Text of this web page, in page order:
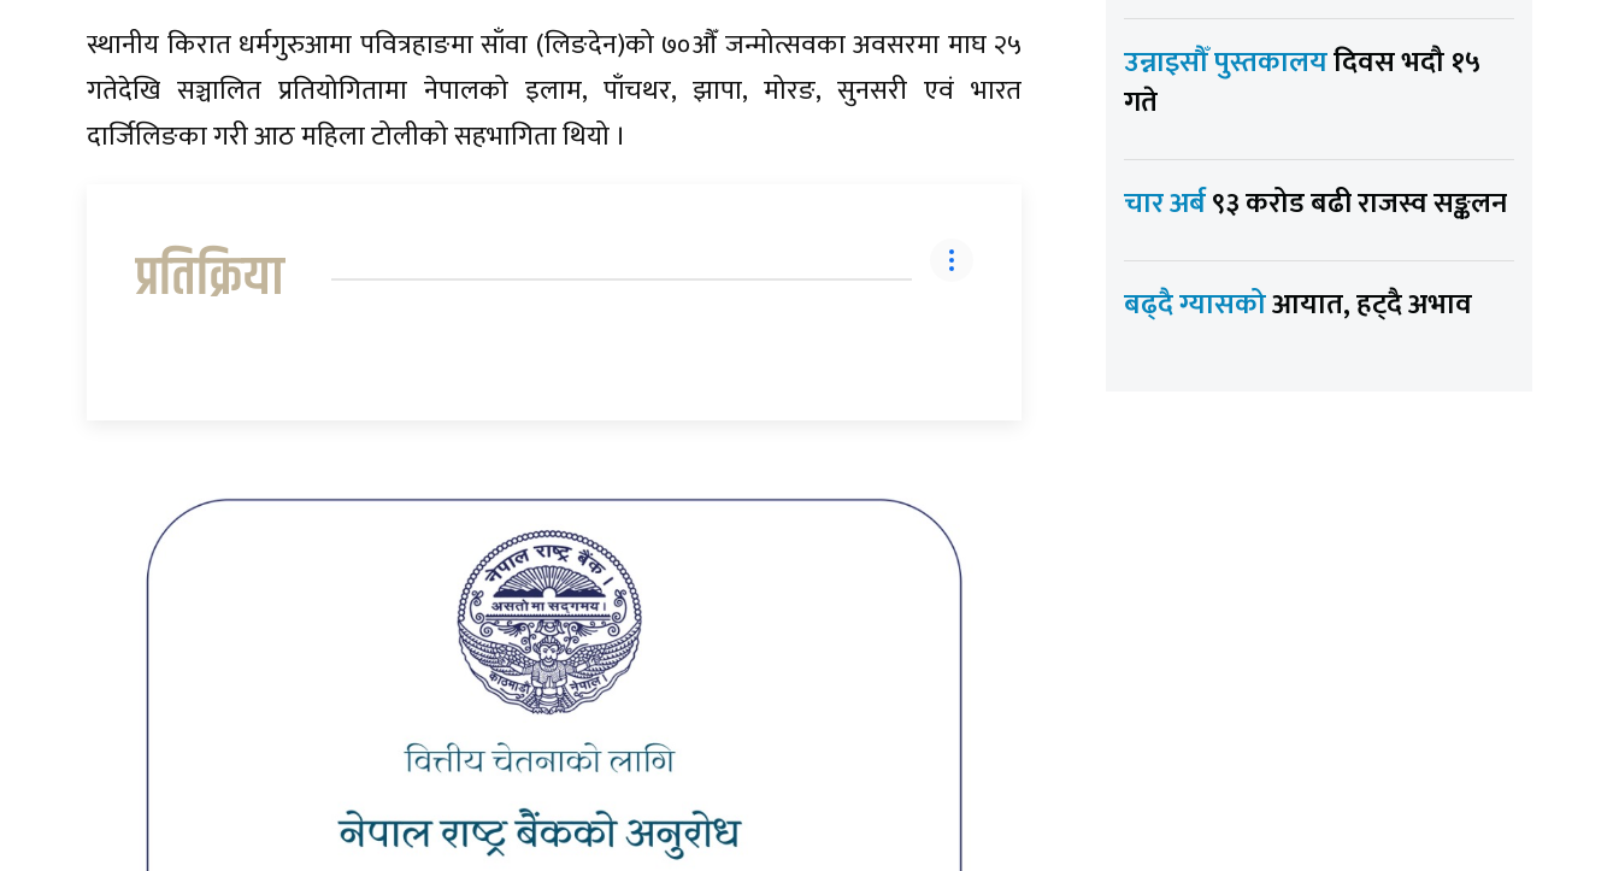
स्थानीय किरात धर्मगुरुआमा पवित्रहाङमा साँवा (लिङदेन)को ७०औँ जन्मोत्सवका अवसरमा माघ २५
गतेदेखि सञ्चालित प्रतियोगितामा नेपालको इलाम, पाँचथर, झापा, मोरङ, सुनसरी एवं भारत
दार्जिलिङका गरी आठ महिला टोलीको सहभागिता थियो ।
प्रतिक्रिया
उन्नाइसौँ पुस्तकालयदिवस भदौ १५
गते
चार अर्ब९३ करोड बढी राजस्व सङ्कलन
बढ्दै ग्यासकोआयात, हट्दै अभाव